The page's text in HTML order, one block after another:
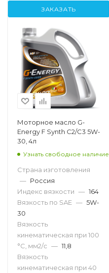
ЗАКАЗАТЬ
Моторное масло G-
Energy F Synth C2/C3 5W-
30, 4л
Узнать свободное наличие
Страна изготовления
— Россия
Индекс вязкости — 164
Вязкость по SAE — 5W-
30
Вязкость
кинематическая при 100
°С, мм2/с — 11,8
Вязкость
кинематическая при 40